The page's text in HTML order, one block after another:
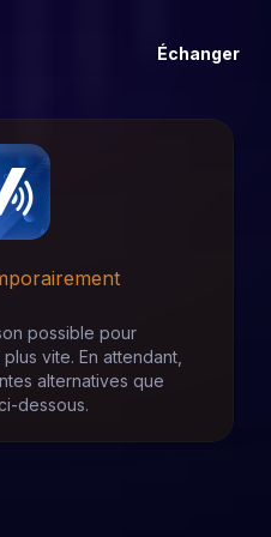
Échanger
possible pour
vite. En attendant,
alternatives que
dessous.